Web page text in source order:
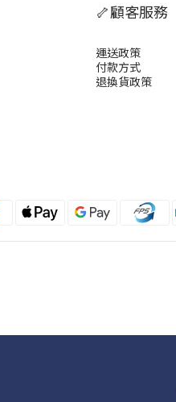
🦴顧客服務
運送政策
付款方式
退換貨政策